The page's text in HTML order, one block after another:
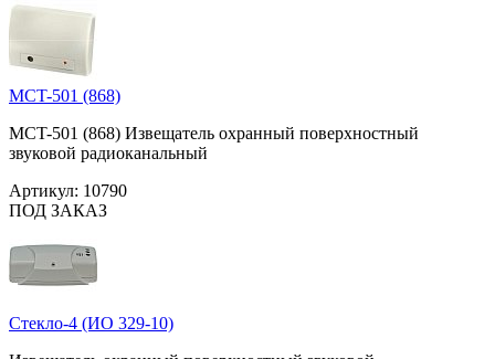
MCT-501 (868)
MCT-501 (868) Извещатель охранный поверхностный
звуковой радиоканальный
Артикул: 10790
ПОД ЗАКАЗ
Стекло-4 (ИО 329-10)